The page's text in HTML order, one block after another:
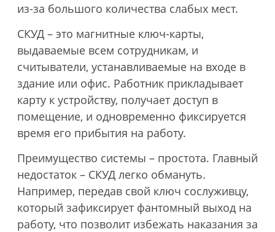
из-за большого количества слабых мест.
СКУД – это магнитные ключ-карты,
выдаваемые всем сотрудникам, и
считыватели, устанавливаемые на входе в
здание или офис. Работник прикладывает
карту к устройству, получает доступ в
помещение, и одновременно фиксируется
время его прибытия на работу.
Преимущество системы – простота. Главный
недостаток – СКУД легко обмануть.
Например, передав свой ключ сослуживцу,
который зафиксирует фантомный выход на
работу, что позволит избежать наказания за